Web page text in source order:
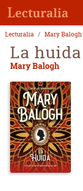
Lecturalia Mary Balogh
La huida
Mary Balogh